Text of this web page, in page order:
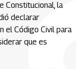
Constitucional, la
declarar
el Código Civil para
que es